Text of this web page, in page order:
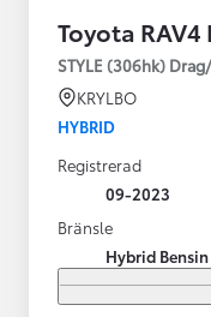
Toyota
STYLE (306hk)
KRYLBO
HYBRID
Registrerad
09-2023
Bränsle
Hybrid Bensin